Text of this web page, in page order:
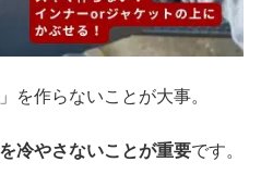
を作らないことが大事。
冷やさないことが重要です。